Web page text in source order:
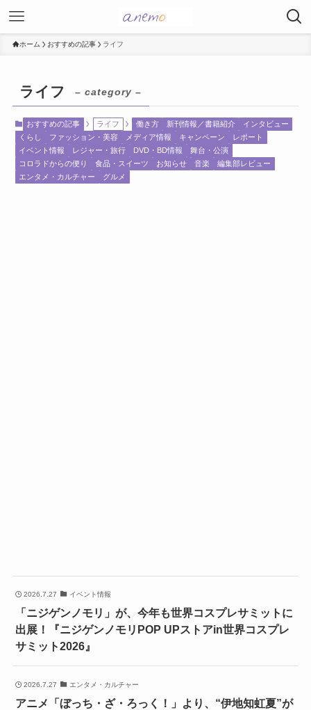
ホーム おすすめの記事 ライフ
ライフ – category –
おすすめの記事 ライフ 働き方 新刊情報／書籍紹介
インタビュー
くらし
ファッション・美容 メディア情報 キャンペーン
レポート
イベント情報
レジャー・旅行 DVD・BD情報
舞台・公演
コロラドからの便り
食品・スイーツ お知らせ 音楽
編集部レビュー
エンタメ・カルチャー
グルメ
2026.7.27 イベント情報
「ニジゲンノモリ」が、今年も世界コスプレサミットに
出展！『ニジゲンノモリPOP UPストアin世界コスプレ
サミット2026』
2026.7.27 エンタメ・カルチャー
アニメ「ぼっち・ざ・ろっく！」より、“伊地知虹夏”が